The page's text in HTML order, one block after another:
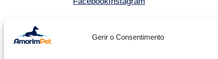
Gerir o Consentimento